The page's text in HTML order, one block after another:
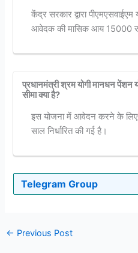
केंद्र सरकार द्वारा
आवेदक की मासिक आय 15000
प्रधानमंत्री श्रम योगी मानधन
सीमा क्या है?
इस योजना में आवेदन करने के लिए
साल निर्धारित की गई है।
Telegram Group
← Previous Post